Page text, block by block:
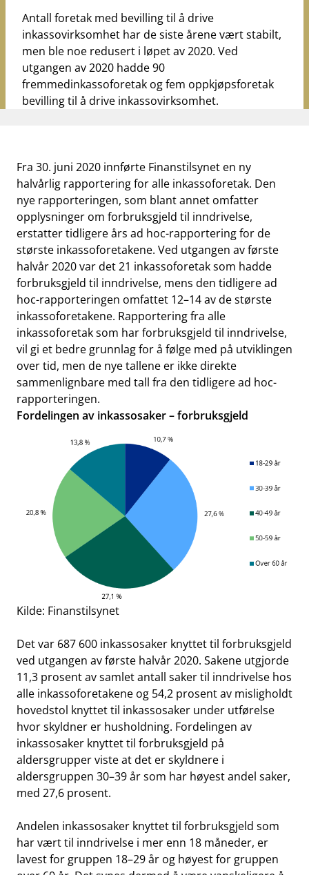
Antall foretak med bevilling til å drive
inkassovirksomhet har de siste årene vært stabilt,
men ble noe redusert i løpet av 2020. Ved
utgangen av 2020 hadde 90
fremmedinkassoforetak og fem oppkjøpsforetak
bevilling til å drive inkassovirksomhet.
Fra 30. juni 2020 innførte Finanstilsynet en ny
halvårlig rapportering for alle inkassoforetak. Den
nye rapporteringen, som blant annet omfatter
opplysninger om forbruksgjeld til inndrivelse,
erstatter tidligere års ad hoc-rapportering for de
største inkassoforetakene. Ved utgangen av første
halvår 2020 var det 21 inkassoforetak som hadde
forbruksgjeld til inndrivelse, mens den tidligere ad
hoc-rapporteringen omfattet 12–14 av de største
inkassoforetakene. Rapportering fra alle
inkassoforetak som har forbruksgjeld til inndrivelse,
vil gi et bedre grunnlag for å følge med på utviklingen
over tid, men de nye tallene er ikke direkte
sammenlignbare med tall fra den tidligere ad hoc-
rapporteringen.
Fordelingen av inkassosaker – forbruksgjeld
Kilde: Finanstilsynet
Det var 687 600 inkassosaker knyttet til forbruksgjeld
ved utgangen av første halvår 2020. Sakene utgjorde
11,3 prosent av samlet antall saker til inndrivelse hos
alle inkassoforetakene og 54,2 prosent av misligholdt
hovedstol knyttet til inkassosaker under utførelse
hvor skyldner er husholdning. Fordelingen av
inkassosaker knyttet til forbruksgjeld på
aldersgrupper viste at det er skyldnere i
aldersgruppen 30–39 år som har høyest andel saker,
med 27,6 prosent.
Andelen inkassosaker knyttet til forbruksgjeld som
har vært til inndrivelse i mer enn 18 måneder, er
lavest for gruppen 18–29 år og høyest for gruppen